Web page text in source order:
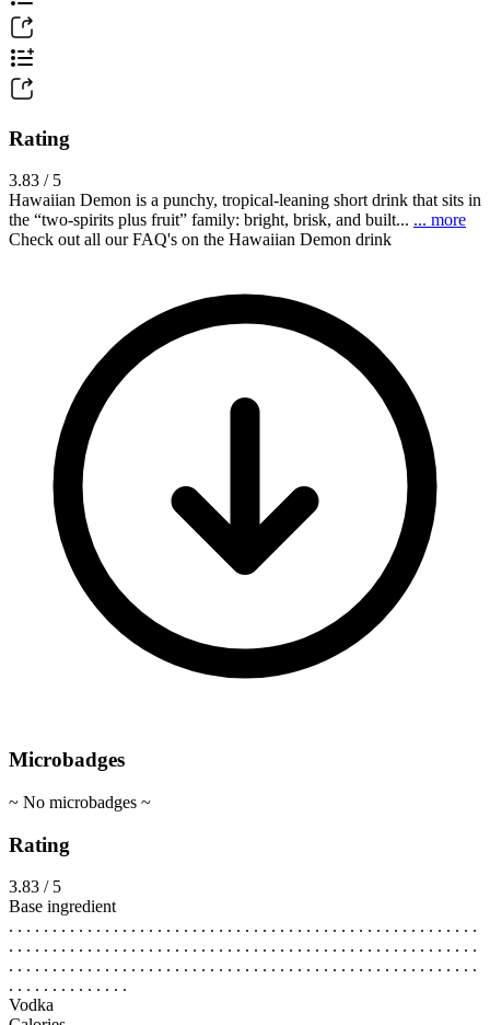
Rating
3.83 / 5
Hawaiian Demon is a punchy, tropical-leaning short drink that sits in
the “two-spirits plus fruit” family: bright, brisk, and built... ... more
Check out all our FAQ's on the Hawaiian Demon drink
Microbadges
~ No microbadges ~
Rating
3.83 / 5
Base ingredient
. . . . . . . . . . . . . . . . . . . . . . . . . . . . . . . . . . . . . . . . . . . . . . . . . . . . . .
. . . . . . . . . . . . . . . . . . . . . . . . . . . . . . . . . . . . . . . . . . . . . . . . . . . . . .
. . . . . . . . . . . . . . . . . . . . . . . . . . . . . . . . . . . . . . . . . . . . . . . . . . . . . .
. . . . . . . . . . . . . .
Vodka